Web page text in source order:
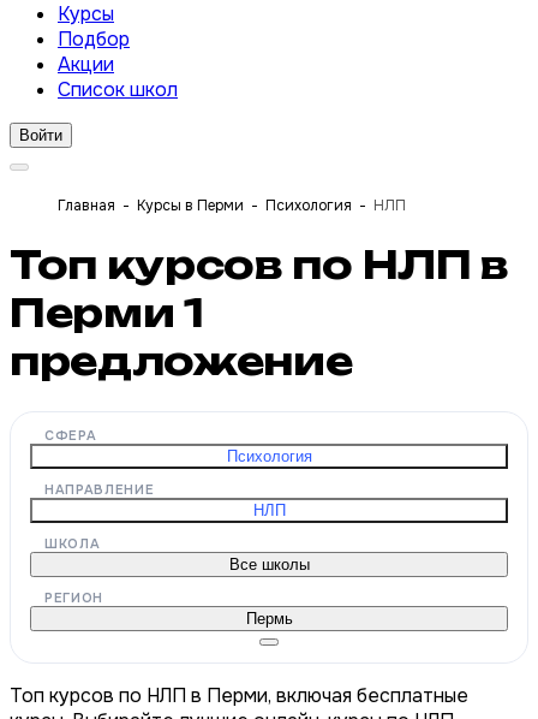
Курсы
Подбор
Акции
Список школ
Войти
Главная Курсы в Перми Психология НЛП
Топ курсов по НЛП в
Перми1
предложение
СФЕРА
Психология
НАПРАВЛЕНИЕ
НЛП
ШКОЛА
Все школы
РЕГИОН
Пермь
Топ курсов по НЛП в Перми, включая бесплатные